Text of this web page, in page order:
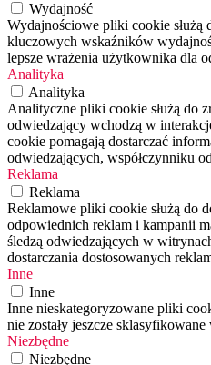
Wydajność
Wydajnościowe pliki cookie służą
kluczowych wskaźników
lepsze wrażenia użytkownika dla
Analityka
Analityka
Analityczne pliki cookie służą do
odwiedzający wchodzą w
cookie pomagają dostarczać
odwiedzających, współczynniku
Reklama
Reklama
Reklamowe pliki cookie służą do
odpowiednich reklam i kampanii
śledzą odwiedzających w
dostarczania dostosowanych
Inne
Inne
Inne nieskategoryzowane pliki
nie zostały jeszcze
Niezbędne
Niezbędne